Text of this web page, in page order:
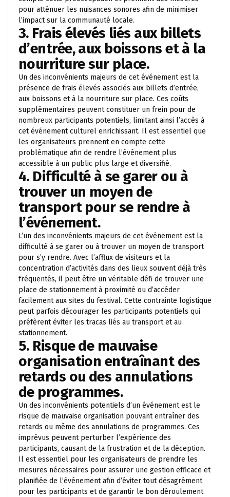
pour atténuer les nuisances sonores afin de minimiser
l’impact sur la communauté locale.
3. Frais élevés liés aux billets
d’entrée, aux boissons et à la
nourriture sur place.
Un des inconvénients majeurs de cet événement est la
présence de frais élevés associés aux billets d’entrée,
aux boissons et à la nourriture sur place. Ces coûts
supplémentaires peuvent constituer un frein pour de
nombreux participants potentiels, limitant ainsi l’accès à
cet événement culturel enrichissant. Il est essentiel que
les organisateurs prennent en compte cette
problématique afin de rendre l’événement plus
accessible à un public plus large et diversifié.
4. Difficulté à se garer ou à
trouver un moyen de
transport pour se rendre à
l’événement.
L’un des inconvénients majeurs de cet événement est la
difficulté à se garer ou à trouver un moyen de transport
pour s’y rendre. Avec l’afflux de visiteurs et la
concentration d’activités dans des lieux souvent déjà très
fréquentés, il peut être un véritable défi de trouver une
place de stationnement à proximité ou d’accéder
facilement aux sites du festival. Cette contrainte logistique
peut parfois décourager les participants potentiels qui
préfèrent éviter les tracas liés au transport et au
stationnement.
5. Risque de mauvaise
organisation entraînant des
retards ou des annulations
de programmes.
Un des inconvénients potentiels d’un événement est le
risque de mauvaise organisation pouvant entraîner des
retards ou même des annulations de programmes. Ces
imprévus peuvent perturber l’expérience des
participants, causant de la frustration et de la déception.
Il est essentiel pour les organisateurs de prendre les
mesures nécessaires pour assurer une gestion efficace et
planifiée de l’événement afin d’éviter tout désagrément
pour les participants et de garantir le bon déroulement